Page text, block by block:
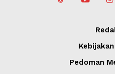
Pedoman